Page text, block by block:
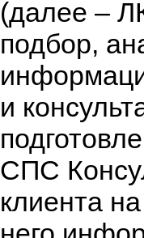
(далее –
подбор,
и
СПС
клиента